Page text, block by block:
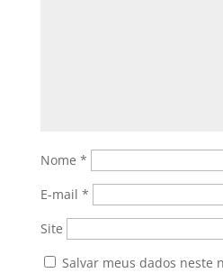
Nome *
E-mail *
Site
Salvar meus dados neste